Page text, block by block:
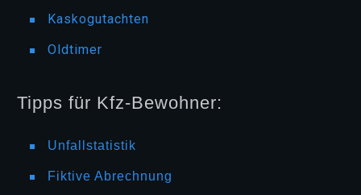
Kaskogutachten
Oldtimer
Tipps für Kfz-Bewohner:
Unfallstatistik
Fiktive Abrechnung